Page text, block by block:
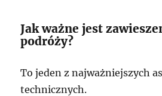
Jak ważne jest
podróży?
To jeden z najważniejszych
technicznych.